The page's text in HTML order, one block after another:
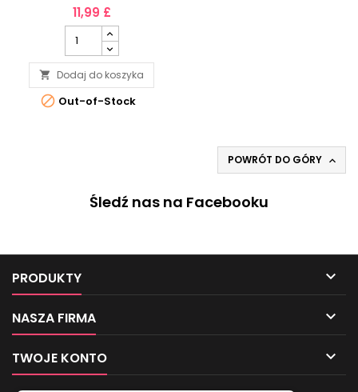
150ML
11,99 £
 Dodaj do koszyka
 Out-of-Stock
POWRÓT DO GÓRY 
Śledź nas na Facebooku
PRODUKTY 
NASZA FIRMA 
TWOJE KONTO 